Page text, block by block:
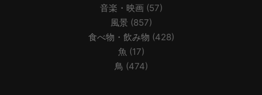
音楽・映画 (57)
風景(857)
食べ物・飲み物 (428)
魚 (17)
鳥 (474)